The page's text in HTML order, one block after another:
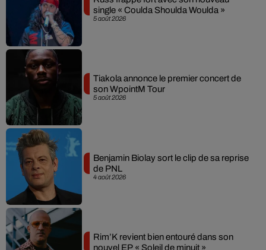
5 août 2026
single « Coulda Shoulda Woulda »
5 août 2026
Tiakola annonce le premier concert de
son WpointM Tour
4 août 2026
Benjamin Biolay sort le clip de sa reprise
de PNL
Rim’K revient bien entouré dans son
nouvel EP « Soleil de minuit »